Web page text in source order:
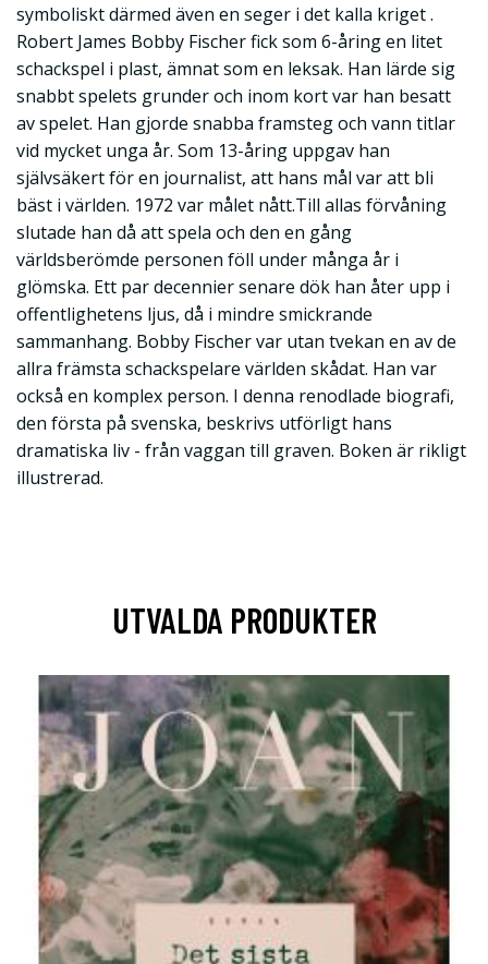
symboliskt därmed även en seger i det kalla kriget .
Robert James Bobby Fischer fick som 6-åring en litet
schackspel i plast, ämnat som en leksak. Han lärde sig
snabbt spelets grunder och inom kort var han besatt
av spelet. Han gjorde snabba framsteg och vann titlar
vid mycket unga år. Som 13-åring uppgav han
självsäkert för en journalist, att hans mål var att bli
bäst i världen. 1972 var målet nått.Till allas förvåning
slutade han då att spela och den en gång
världsberömde personen föll under många år i
glömska. Ett par decennier senare dök han åter upp i
offentlighetens ljus, då i mindre smickrande
sammanhang. Bobby Fischer var utan tvekan en av de
allra främsta schackspelare världen skådat. Han var
också en komplex person. I denna renodlade biografi,
den första på svenska, beskrivs utförligt hans
dramatiska liv - från vaggan till graven. Boken är rikligt
illustrerad.
UTVALDA PRODUKTER